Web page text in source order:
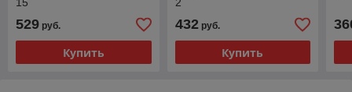
529 руб.
Купить
432руб.
Купить